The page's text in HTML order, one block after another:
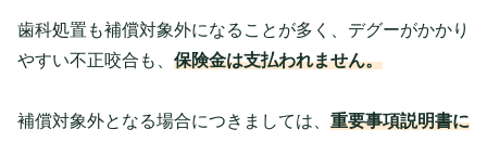
歯科処置も補償対象外になることが多く、デグーがかかり
やすい不正咬合も、 保険金は支払われません。
補償対象外となる場合につきましては、 重要事項説明書に